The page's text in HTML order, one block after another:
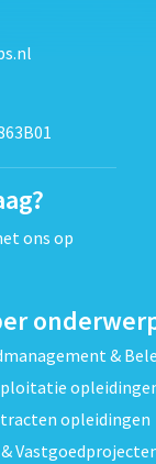
ons op
&
opleidingen